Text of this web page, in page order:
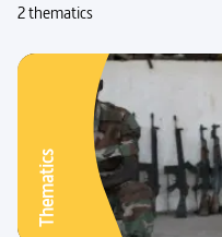
2 thematics
Thematics